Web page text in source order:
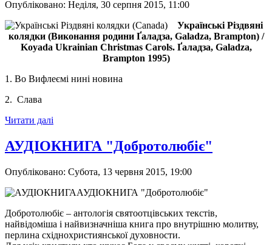
Опубліковано: Неділя, 30 серпня 2015, 11:00
Українські Різдвяні
колядки (Виконання родини Ґаладза, Galadza, Brampton) /
Koyada Ukrainian Christmas Carols. Ґаладза, Galadza,
Brampton 1995)
1. Во Bифлеємі нині новина
2. Cлава
Читати далі
АУДІОКНИГА "Добротолюбіє"
Опубліковано: Субота, 13 червня 2015, 19:00
АУДІОКНИГА "Добротолюбіє"
Добротолюбіє – антологія святоотцівських текстів,
найвідоміша і найвизначніша книга про внутрішню молитву,
перлина східнохристиянської духовности.